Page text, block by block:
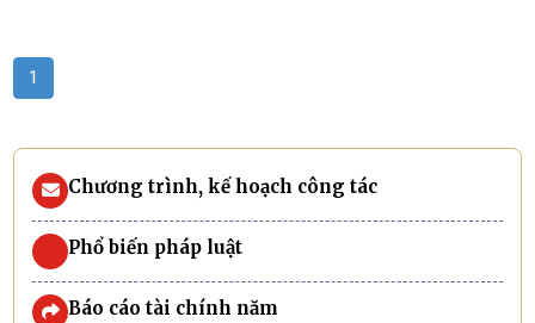
1
Chương trình, kế hoạch công tác
Phổ biến pháp luật
Báo cáo tài chính năm